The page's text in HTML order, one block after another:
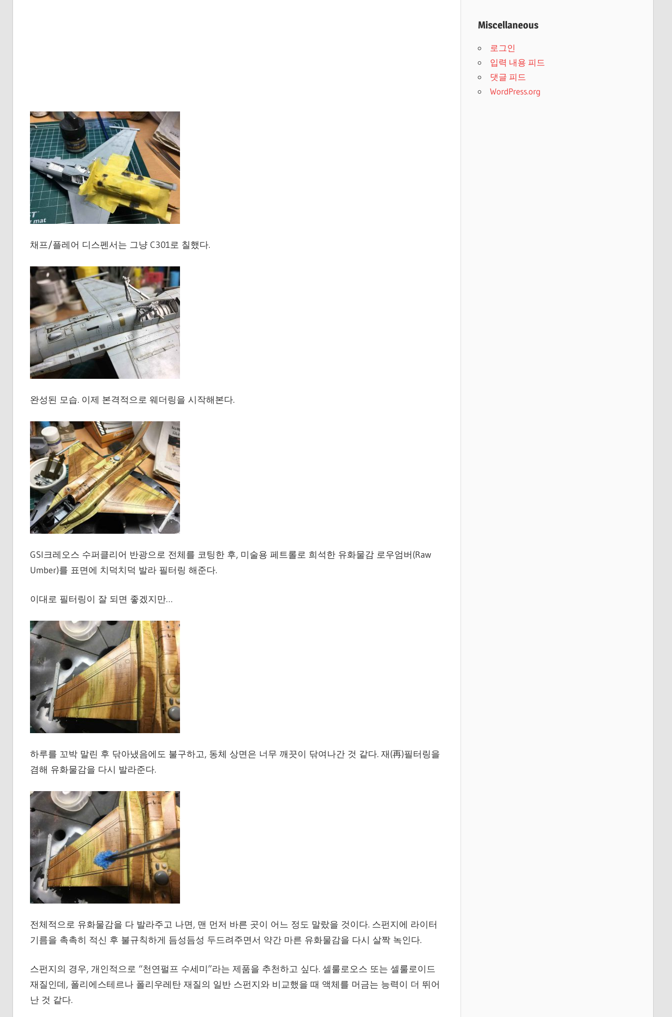
채프/플레어 디스펜서는 그냥 C301로 칠했다.
완성된 모습. 이제 본격적으로 웨더링을 시작해본다.
GSI크레오스 수퍼클리어 반광으로 전체를 코팅한 후, 미술용 페트롤로 희석한 유화물감 로우엄버(Raw
Umber)를 표면에 치덕치덕 발라 필터링 해준다.
이대로 필터링이 잘 되면 좋겠지만…
하루를 꼬박 말린 후 닦아냈음에도 불구하고, 동체 상면은 너무 깨끗이 닦여나간 것 같다. 재(再)필터링을
겸해 유화물감을 다시 발라준다.
전체적으로 유화물감을 다 발라주고 나면, 맨 먼저 바른 곳이 어느 정도 말랐을 것이다. 스펀지에 라이터
기름을 촉촉히 적신 후 불규칙하게 듬성듬성 두드려주면서 약간 마른 유화물감을 다시 살짝 녹인다.
스펀지의 경우, 개인적으로 “천연펄프 수세미”라는 제품을 추천하고 싶다. 셀룰로오스 또는 셀룰로이드
재질인데, 폴리에스테르나 폴리우레탄 재질의 일반 스펀지와 비교했을 때 액체를 머금는 능력이 더 뛰어
난 것 같다.
Miscellaneous
로그인
입력 내용 피드
댓글 피드
WordPress.org